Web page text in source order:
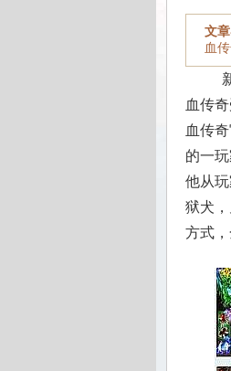
文章
血
血传
血传
的一
他从
狱犬
方式，